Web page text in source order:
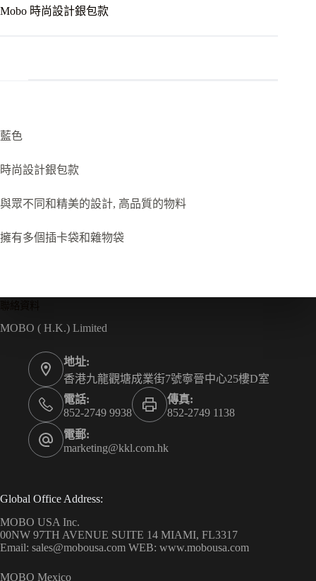
Mobo 時尚設計銀包款
藍色
時尚設計銀包款
與眾不同和精美的設計, 高品質的物料
擁有多個插卡袋和雜物袋
MOBO ( H.K.) Limited
地址:
香港九龍觀塘成業街7號寧晉中心25樓D室
電話:
852-2749 9938
傳真:
852-2749 1138
電郵:
marketing@kkl.com.hk
Global Office Address:
MOBO USA Inc.
00NW 97TH AVENUE SUITE 14 MIAMI, FL3317
Email: sales@mobousa.com WEB: www.mobousa.com
MOBO Mexico